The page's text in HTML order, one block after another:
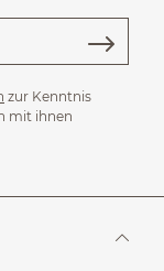
zur Kenntnis
mit ihnen